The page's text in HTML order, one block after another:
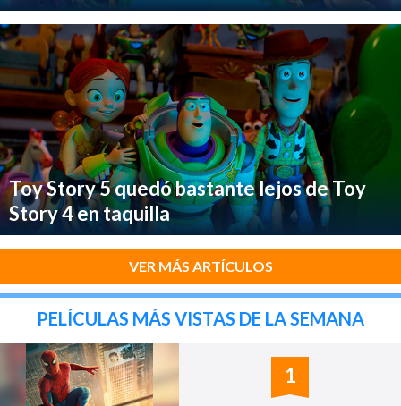
Toy Story 5 quedó bastante lejos de Toy
Story 4 en taquilla
VER MÁS ARTÍCULOS
PELÍCULAS MÁS VISTAS DE LA SEMANA
1